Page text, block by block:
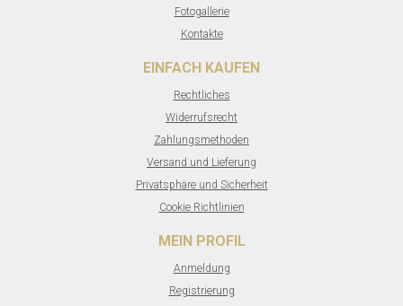
Fotogallerie
Kontakte
EINFACH KAUFEN
Rechtliches
Widerrufsrecht
Zahlungsmethoden
Versand und Lieferung
Privatsphäre und Sicherheit
Cookie Richtlinien
MEIN PROFIL
Anmeldung
Registrierung